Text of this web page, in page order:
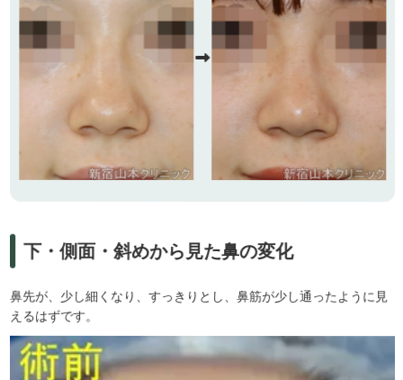
下・側面・斜めから見た鼻の変化
鼻先が、少し細くなり、すっきりとし、鼻筋が少し通ったように見
えるはずです。